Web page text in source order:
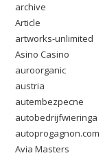
archive
Article
artworks-unlimited
Asino Casino
auroorganic
austria
autembezpecne
autobedrijfwieringa
autoprogagnon.com
Avia Masters